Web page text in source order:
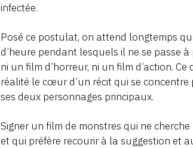
infectée.
Posé ce postulat, on attend longtemps
d’heure pendant lesquels il ne se passe
ni un film d’horreur, ni un film d’action.
réalité le cœur d’un récit qui se
ses deux personnages principaux.
Signer un film de monstres qui ne
et qui préfère recourir à la suggestion et